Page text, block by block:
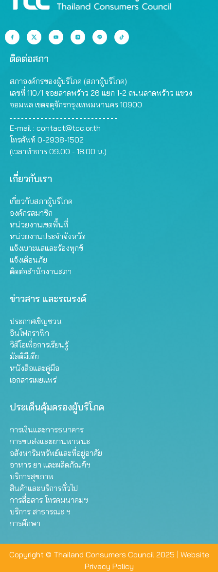
ติดต่อสภา
สภาองค์กรของผู้บริโภค (สภาผู้บริโภค)
เลขที่ 110/1 ซอยลาดพร้าว 26 แยก 1-2 ถนนลาดพร้าว แขวง
จอมพล เขตจตุจักรกรุงเทพมหานคร 10900
E-mail : contact@tcc.or.th
โทรศัพท์ 0-2938-1502
(เวลาทำการ 09.00 - 18.00 น.)
เกี่ยวกับเรา
เกี่ยวกับสภาผู้บริโภค
องค์กรสมาชิก
หน่วยงานเขตพื้นที่
หน่วยงานประจำจังหวัด
แจ้งเบาะแสและร้องทุกข์
แจ้งเตือนภัย
ติดต่อสำนักงานสภา
ข่าวสาร และรณรงค์
ประกาศเชิญชวน
อินโฟกราฟิก
วิดีโอเพื่อการเรียนรู้
มัลติมีเดีย
หนังสือและคู่มือ
เอกสารเผยแพร่
ประเด็นคุ้มครองผู้บริโภค
การเงินและการธนาคาร
การขนส่งและยานพาหนะ
อสังหาริมทรัพย์และที่อยู่อาศัย
อาหาร ยา และผลิตภัณฑ์ฯ
บริการสุขภาพ
สินค้าและบริการทั่วไป
การสื่อสาร โทรคมนาคมฯ
บริการ สาธารณะ ฯ
การศึกษา
Copyright © Thailand Consumers Council 2025 | Website
Privacy Policy